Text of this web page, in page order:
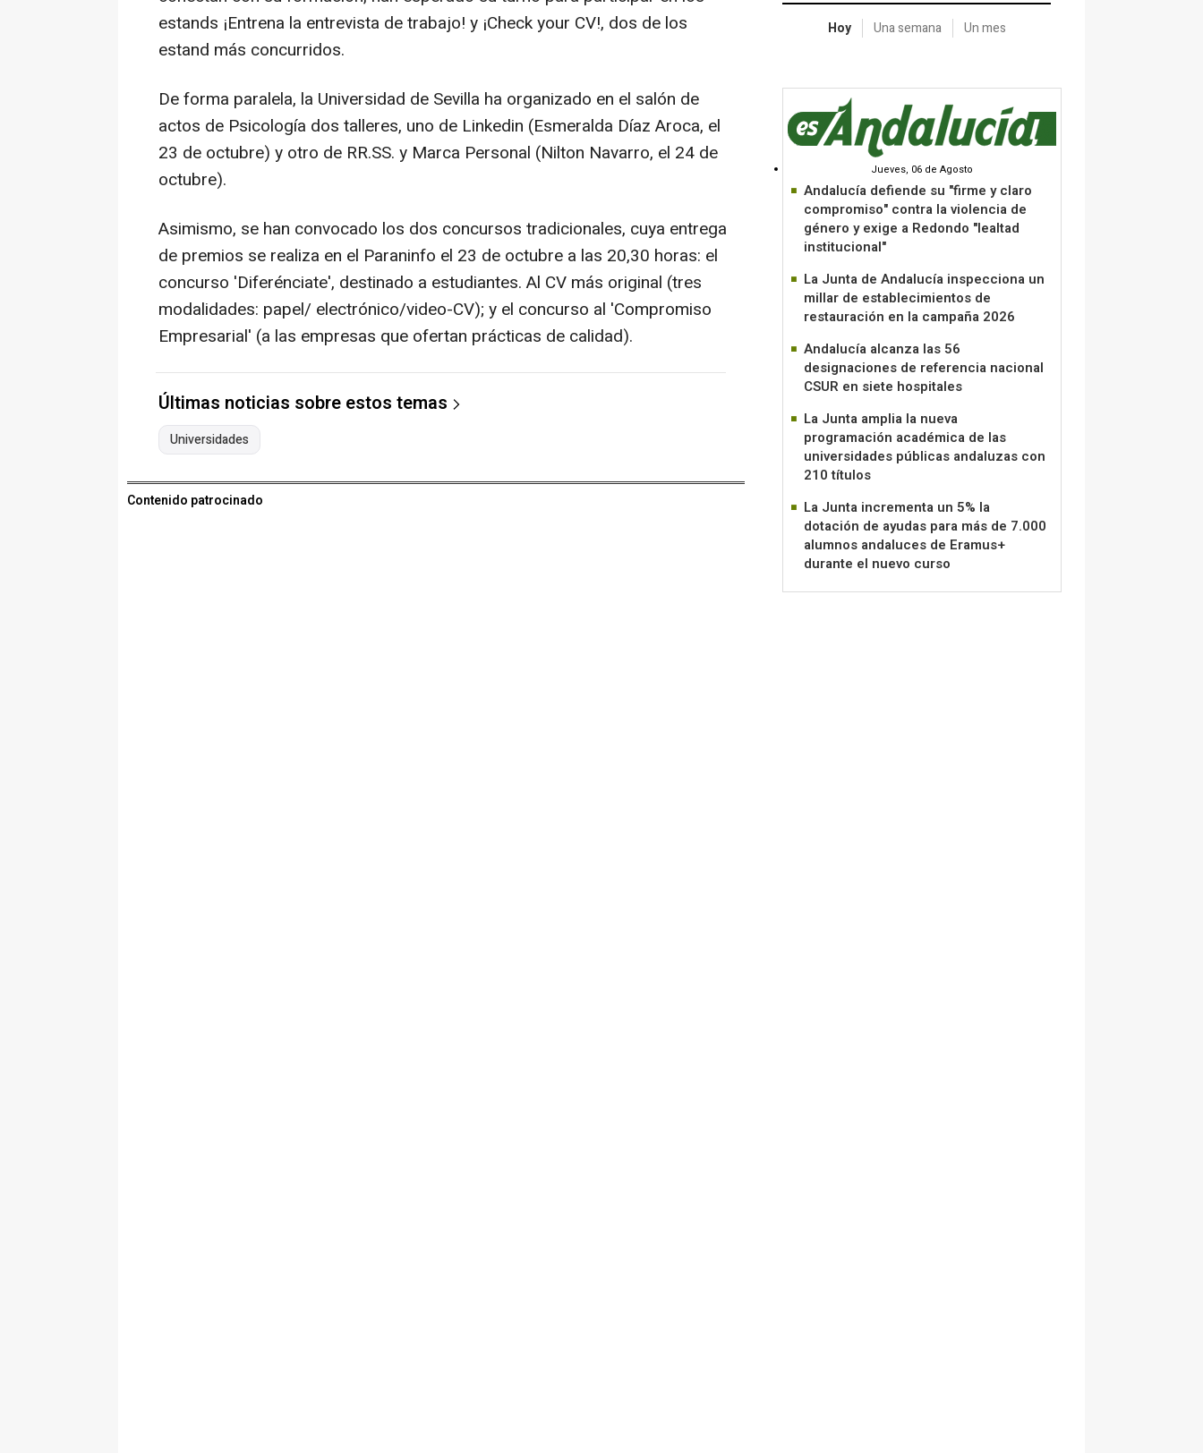
estands ¡Entrena la entrevista de trabajo! y ¡Check your CV!, dos de los
estand más concurridos.
De forma paralela, la Universidad de Sevilla ha organizado en el salón de
actos de Psicología dos talleres, uno de Linkedin (Esmeralda Díaz Aroca, el
23 de octubre) y otro de RR.SS. y Marca Personal (Nilton Navarro, el 24 de
octubre).
Asimismo, se han convocado los dos concursos tradicionales, cuya entrega
de premios se realiza en el Paraninfo el 23 de octubre a las 20,30 horas: el
concurso 'Diferénciate', destinado a estudiantes. Al CV más original (tres
modalidades: papel/ electrónico/video-CV); y el concurso al 'Compromiso
Empresarial' (a las empresas que ofertan prácticas de calidad).
Últimas noticias sobre estos temas
Universidades
Contenido patrocinado
Hoy Una semana Un mes
Jueves, 06 de Agosto
Andalucía defiende su "firme y claro
compromiso" contra la violencia de
género y exige a Redondo "lealtad
institucional"
La Junta de Andalucía inspecciona un
millar de establecimientos de
restauración en la campaña 2026
Andalucía alcanza las 56
designaciones de referencia nacional
CSUR en siete hospitales
La Junta amplia la nueva
programación académica de las
universidades públicas andaluzas con
210 títulos
La Junta incrementa un 5% la
dotación de ayudas para más de 7.000
alumnos andaluces de Eramus+
durante el nuevo curso